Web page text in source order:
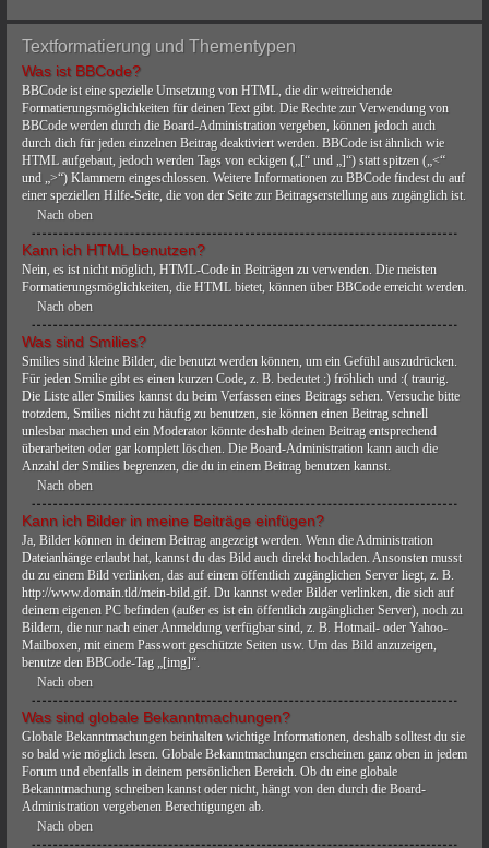
Textformatierung und Thementypen
Was ist BBCode?
BBCode ist eine spezielle Umsetzung von HTML, die dir weitreichende
Formatierungsmöglichkeiten für deinen Text gibt. Die Rechte zur Verwendung von
BBCode werden durch die Board-Administration vergeben, können jedoch auch
durch dich für jeden einzelnen Beitrag deaktiviert werden. BBCode ist ähnlich wie
HTML aufgebaut, jedoch werden Tags von eckigen („[“ und „]“) statt spitzen („<“
und „>“) Klammern eingeschlossen. Weitere Informationen zu BBCode findest du auf
einer speziellen Hilfe-Seite, die von der Seite zur Beitragserstellung aus zugänglich ist.
Nach oben
Kann ich HTML benutzen?
Nein, es ist nicht möglich, HTML-Code in Beiträgen zu verwenden. Die meisten
Formatierungsmöglichkeiten, die HTML bietet, können über BBCode erreicht werden.
Nach oben
Was sind Smilies?
Smilies sind kleine Bilder, die benutzt werden können, um ein Gefühl auszudrücken.
Für jeden Smilie gibt es einen kurzen Code, z. B. bedeutet :) fröhlich und :( traurig.
Die Liste aller Smilies kannst du beim Verfassen eines Beitrags sehen. Versuche bitte
trotzdem, Smilies nicht zu häufig zu benutzen, sie können einen Beitrag schnell
unlesbar machen und ein Moderator könnte deshalb deinen Beitrag entsprechend
überarbeiten oder gar komplett löschen. Die Board-Administration kann auch die
Anzahl der Smilies begrenzen, die du in einem Beitrag benutzen kannst.
Nach oben
Kann ich Bilder in meine Beiträge einfügen?
Ja, Bilder können in deinem Beitrag angezeigt werden. Wenn die Administration
Dateianhänge erlaubt hat, kannst du das Bild auch direkt hochladen. Ansonsten musst
du zu einem Bild verlinken, das auf einem öffentlich zugänglichen Server liegt, z. B.
http://www.domain.tld/mein-bild.gif. Du kannst weder Bilder verlinken, die sich auf
deinem eigenen PC befinden (außer es ist ein öffentlich zugänglicher Server), noch zu
Bildern, die nur nach einer Anmeldung verfügbar sind, z. B. Hotmail- oder Yahoo-
Mailboxen, mit einem Passwort geschützte Seiten usw. Um das Bild anzuzeigen,
benutze den BBCode-Tag „[img]“.
Nach oben
Was sind globale Bekanntmachungen?
Globale Bekanntmachungen beinhalten wichtige Informationen, deshalb solltest du sie
so bald wie möglich lesen. Globale Bekanntmachungen erscheinen ganz oben in jedem
Forum und ebenfalls in deinem persönlichen Bereich. Ob du eine globale
Bekanntmachung schreiben kannst oder nicht, hängt von den durch die Board-
Administration vergebenen Berechtigungen ab.
Nach oben